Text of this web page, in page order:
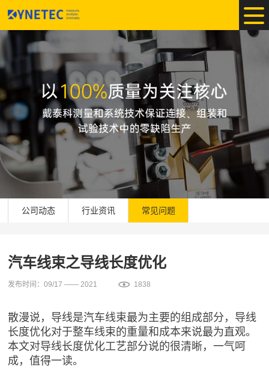
公司动态 行业资讯 常见问题
汽车线束之导线长度优化
发布时间：09/17 —— 2021 1838
散漫说，导线是汽车线束最为主要的组成部分，导线
长度优化对于整车线束的重量和成本来说最为直观。
本文对导线长度优化工艺部分说的很清晰，一气呵
成，值得一读。